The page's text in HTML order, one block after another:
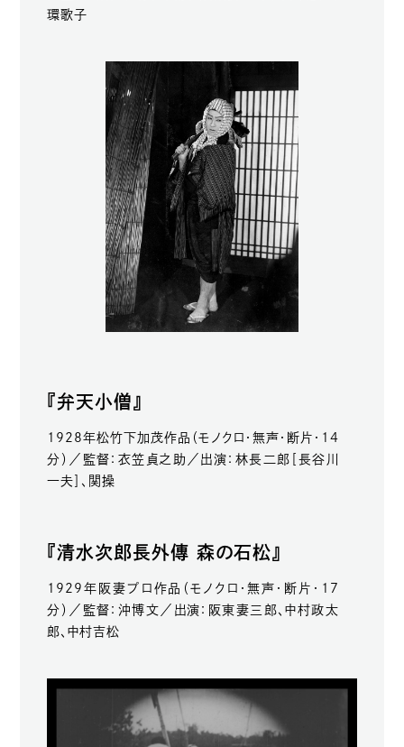
環歌子
『弁天小僧』
1928年松竹下加茂作品（モノクロ・無声・断片・14
分）／監督：衣笠貞之助／出演：林長二郎［長谷川
一夫］、関操
『清水次郎長外傳 森の石松』
1929年阪妻プロ作品（モノクロ・無声・断片・17
分）／監督：沖博文／出演：阪東妻三郎、中村政太
郎、中村吉松